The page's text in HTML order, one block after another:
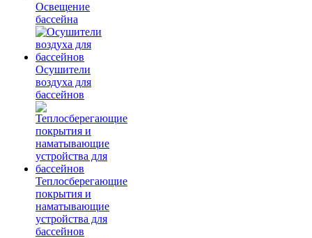
Освещение
бассейна
Осушители
воздуха для
бассейнов
Теплосберегающие
покрытия и
наматывающие
устройства для
бассейнов